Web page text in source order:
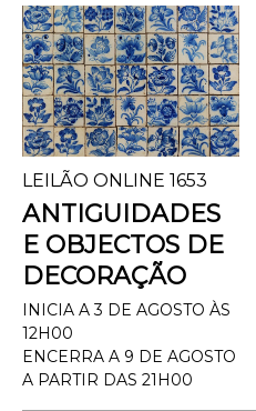
LEILÃO ONLINE 1653
ANTIGUIDADES
E OBJECTOS DE
DECORAÇÃO
INICIA A 3 DE AGOSTO ÀS
12H00
ENCERRA A 9 DE AGOSTO
A PARTIR DAS 21H00